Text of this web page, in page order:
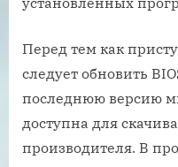
Перед тем как
следует обновить
последнюю версию
доступна для
производителя. В